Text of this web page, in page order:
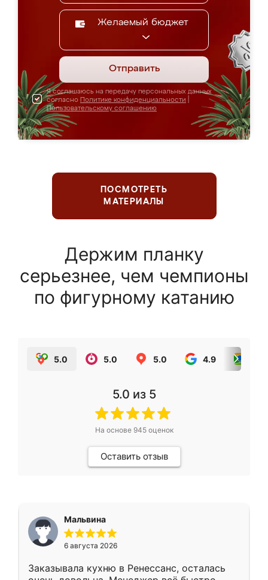
Желаемый бюджет
Отправить
Я соглашаюсь на передачу персональных данных
согласно Политике конфиденциальности
Пользовательскому соглашению
ПОСМОТРЕТЬ
МАТЕРИАЛЫ
Держим планку
серьезнее, чем чемпионы
по фигурному катанию
5.0 5.0 5.0 4.9
5.0 из 5
На основе 945оценок
Оставить отзыв
Мальвина
6 августа 2026
Заказывала кухню в Ренессанс, осталась